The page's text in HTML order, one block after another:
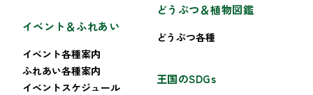
イベント＆ふれあい
イベント各種案内
ふれあい各種案内
イベントスケジュール
どうぶつ＆植物図鑑
どうぶつ各種
王国のSDGs